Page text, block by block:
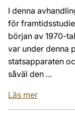
I denna
för
början av 1970-
var under denna
statsapparaten
såväl den ...
Läs mer